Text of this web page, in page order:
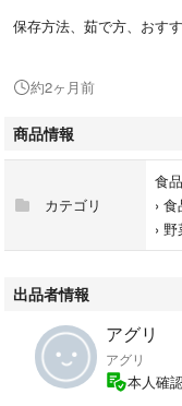
保存方法、茹で方、おす
＊常温発送の為痛みがで
ます。
＊クール便をご希望の方
＊2キロや3キロご注文ご
＊市場の相場により出品
＊北海道、沖縄の方は航
こちらの商品はポストに
＊基本支払い後翌日に発
約2ヶ月前
商品情報
カテゴリ
食
› 食
› 野
出品者情報
アグリ
アグリ
本人確